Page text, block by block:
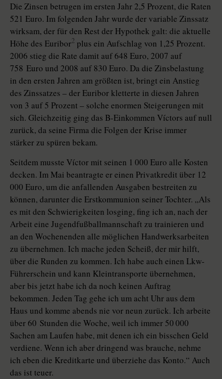
Die Zinsen betrugen im ersten Jahr 2,5 Prozent, die Raten
521 Euro. Im folgenden Jahr wurde der variable Zinssatz
wirksam, der für den Rest der Hypothek galt: die aktuelle
Höhe des Euribor2 plus ein Aufschlag von 1,25 Prozent.
2006 stieg die Rate damit auf 648 Euro, 2007 auf
758 Euro und 2008 auf 830 Euro. Da die Zinsbelastung
in den ersten Jahren am größten ist, bringt ein Anstieg
des Zinssatzes – der Euribor kletterte in diesen Jahren
von 3 auf 5 Prozent – solche enormen Steigerungen mit
sich. Gleichzeitig ging das B-Einkommen Víctors auf null
zurück, da seine Firma die Folgen der Krise immer
stärker zu spüren bekam.
Seitdem musste Víctor mit seinen 1 000 Euro alle Kosten
decken. Im Mai beantragte er einen Privatkredit über 12
000 Euro, um die anfallenden Ausgaben bestreiten zu
können, darunter die Erstkommunion seiner Tochter. „Als
es mit den Schwierigkeiten losging, fing ich an, nach der
Arbeit eine Jugendfußballmannschaft zu trainieren und
an den Wochenenden alle möglichen Handwerksarbeiten
zu übernehmen. Ich mache jeden Scheiß, der mir hilft,
über die Runden zu kommen. Ich habe auch einen Lkw-
Führerschein und kann Kleintransporte übernehmen,
aber bis jetzt habe ich da noch keinen Auftrag
bekommen. Jeden Tag gehe ich um acht Uhr aus dem
Haus und komme abends nie vor neun zurück. Ich arbeite
über 60 Stunden die Woche, weil ich immer 50 000
Sachen am Laufen habe, mit denen ich ein bisschen Geld
verdiene. Wenn ich aber dringend was brauche, nehme
ich eben die Kreditkarte und überziehe das Konto.“ Auch
das ist teuer.